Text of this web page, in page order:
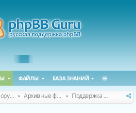
ФАЙЛЫ БАЗА ЗНАНИЙ
Список форумов Архивные форумы Поддержка phpBB 3.1.x